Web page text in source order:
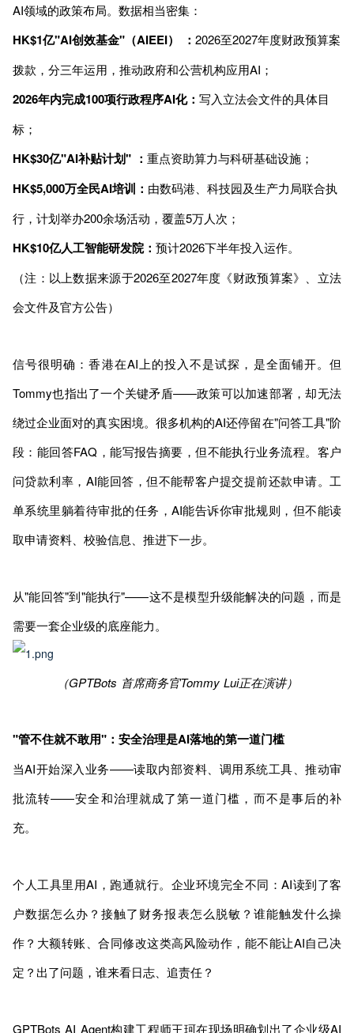
AI领域的政策布局。数据相当密集：
HK$1亿"AI创效基金"（AIEEI） ： 2026至2027年度财政预算案
拨款，分三年运用，推动政府和公营机构应用AI；
2026年内完成100项行政程序AI化： 写入立法会文件的具体目
标；
HK$30亿"AI补贴计划" ： 重点资助算力与科研基础设施；
HK$5,000万全民AI培训： 由数码港、科技园及生产力局联合执
行，计划举办200余场活动，覆盖5万人次；
HK$10亿人工智能研发院： 预计2026下半年投入运作。
（注：以上数据来源于2026至2027年度《财政预算案》、立法
会文件及官方公告）
信号很明确：香港在AI上的投入不是试探，是全面铺开。但
Tommy也指出了一个关键矛盾——政策可以加速部署，却无法
绕过企业面对的真实困境。很多机构的AI还停留在"问答工具"阶
段：能回答FAQ，能写报告摘要，但不能执行业务流程。客户
问贷款利率，AI能回答，但不能帮客户提交提前还款申请。工
单系统里躺着待审批的任务，AI能告诉你审批规则，但不能读
取申请资料、校验信息、推进下一步。
从"能回答"到"能执行"——这不是模型升级能解决的问题，而是
需要一套企业级的底座能力。
（GPTBots 首席商务官Tommy Lui正在演讲）
"管不住就不敢用"：安全治理是AI落地的第一道门槛
当AI开始深入业务——读取内部资料、调用系统工具、推动审
批流转——安全和治理就成了第一道门槛，而不是事后的补
充。
个人工具里用AI，跑通就行。企业环境完全不同：AI读到了客
户数据怎么办？接触了财务报表怎么脱敏？谁能触发什么操
作？大额转账、合同修改这类高风险动作，能不能让AI自己决
定？出了问题，谁来看日志、追责任？
GPTBots AI Agent构建工程师王珂在现场明确划出了企业级AI